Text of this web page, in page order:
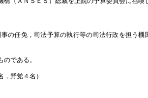
の任免，司法予算の執行等の司法行政を担う
である。
野党４名）